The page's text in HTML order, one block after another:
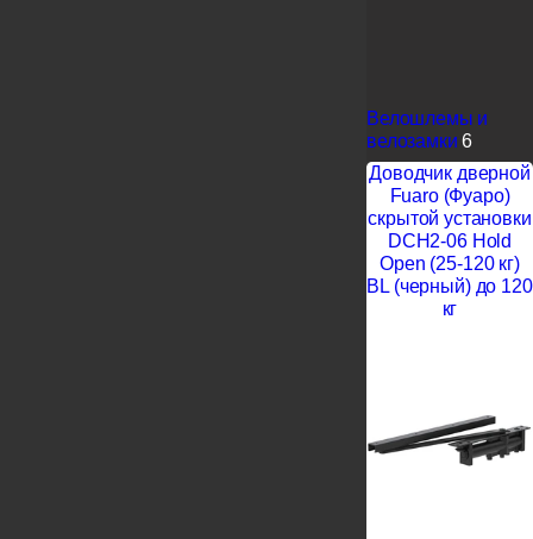
Велошлемы и
велозамки 6
Доводчик дверной
Fuaro (Фуаро)
скрытой установки
DCH2-06 Hold
Open (25-120 кг)
BL (черный) до 120
кг